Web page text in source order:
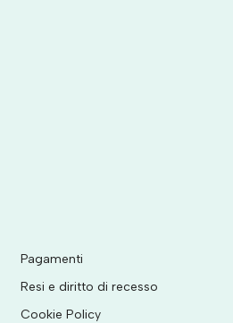
Pagamenti
Resi e diritto di recesso
Cookie Policy